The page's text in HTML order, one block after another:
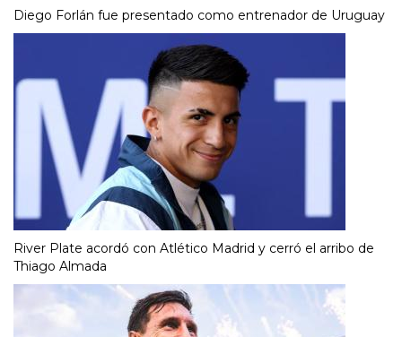
Diego Forlán fue presentado como entrenador de Uruguay
River Plate acordó con Atlético Madrid y cerró el arribo de
Thiago Almada